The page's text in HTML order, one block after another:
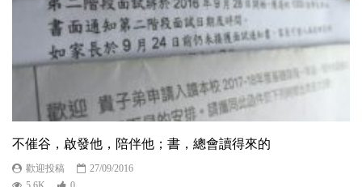
不催谷，啟發他，陪伴他；書，總會讀得來的
歡迎投稿
27/09/2016